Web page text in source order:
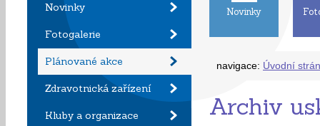
Novinky
Fotogalerie
Plánované akce
Zdravotnická zařízení
Kluby a organizace
Novinky
navigace: Úvodní
Archiv